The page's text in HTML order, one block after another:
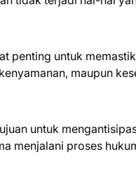
penting untuk
maupun
untuk
menjalani proses